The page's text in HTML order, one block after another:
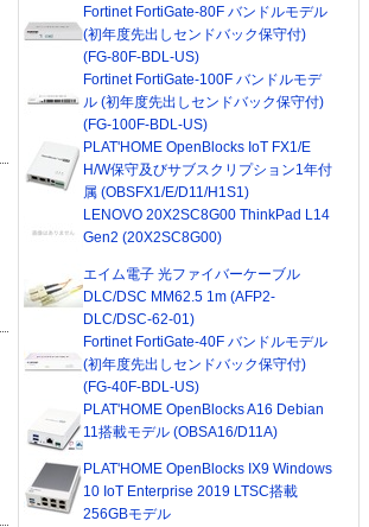
Fortinet FortiGate-80F バンドルモデル
(初年度先出しセンドバック保守付)
(FG-80F-BDL-US)
Fortinet FortiGate-100F バンドルモデ
ル (初年度先出しセンドバック保守付)
(FG-100F-BDL-US)
PLAT'HOME OpenBlocks IoT FX1/E
H/W保守及びサブスクリプション1年付
属 (OBSFX1/E/D11/H1S1)
LENOVO 20X2SC8G00 ThinkPad L14
Gen2 (20X2SC8G00)
エイム電子 光ファイバーケーブル
DLC/DSC MM62.5 1m (AFP2-
DLC/DSC-62-01)
Fortinet FortiGate-40F バンドルモデル
(初年度先出しセンドバック保守付)
(FG-40F-BDL-US)
PLAT'HOME OpenBlocks A16 Debian
11搭載モデル (OBSA16/D11A)
PLAT'HOME OpenBlocks IX9 Windows
10 IoT Enterprise 2019 LTSC搭載
256GBモデル